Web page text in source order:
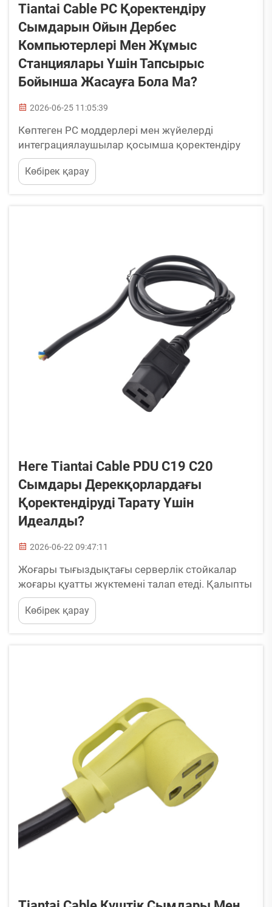
Tiantai Cable PC Қоректендіру
Сымдарын Ойын Дербес
Компьютерлері Мен Жұмыс
Станциялары Үшін Тапсырыс
Бойынша Жасауға Бола Ма?
2026-06-25 11:05:39
Көптеген PC моддерлері мен жүйелерді
интеграциялаушылар қосымша қоректендіру
сымдарымен байланысты кеңінен тараған
қиындықтарға тап болады. Жіңішке сымдар
ауыр GPU жүктемесі кезінде кернеу
Көбірек қарау
Неге Tiantai Cable PDU C19 C20
Сымдары Дерекқорлардағы
Қоректендіруді Тарату Үшін
Идеалды?
2026-06-22 09:47:11
Жоғары тығыздықтағы серверлік стойкалар
жоғары қуатты жүктемені талап етеді. Қалыпты
C13 C14 қоректендіру сымдары үлкен токты
көтере алмайды, ол қызуға, кернеу төмендеуіне
және нашар тұрақтылыққа әкеледі. C19 әйелдік
Көбірек қарау